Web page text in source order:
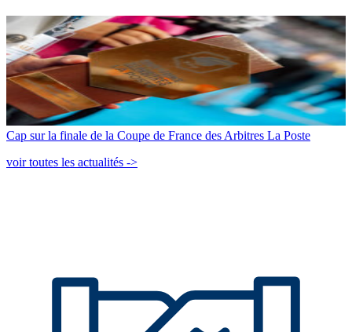
Cap sur la finale de la Coupe de France des Arbitres La Poste
voir toutes les actualités ->